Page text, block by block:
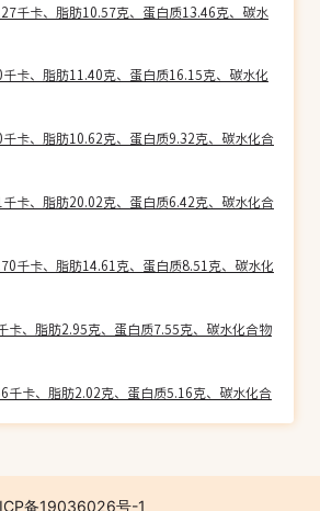
千卡、脂肪10.57克、蛋白质13.46克、碳水
卡、脂肪11.40克、蛋白质16.15克、碳水化
卡、脂肪10.62克、蛋白质9.32克、碳水化合
卡、脂肪20.02克、蛋白质6.42克、碳水化合
千卡、脂肪14.61克、蛋白质8.51克、碳水化
卡、脂肪2.95克、蛋白质7.55克、碳水化合物
千卡、脂肪2.02克、蛋白质5.16克、碳水化合
备19036026号-1